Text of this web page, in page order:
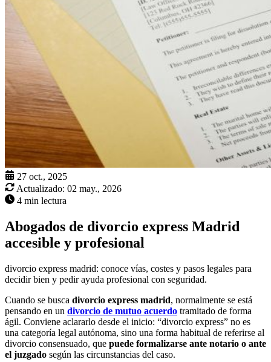
27 oct., 2025
Actualizado: 02 may., 2026
4 min lectura
Abogados de divorcio express Madrid
accesible y profesional
divorcio express madrid: conoce vías, costes y pasos legales para
decidir bien y pedir ayuda profesional con seguridad.
Cuando se busca divorcio express madrid, normalmente se está
pensando en un divorcio de mutuo acuerdo tramitado de forma
ágil. Conviene aclararlo desde el inicio: “divorcio express” no es
una categoría legal autónoma, sino una forma habitual de referirse al
divorcio consensuado, que puede formalizarse ante notario o ante
el juzgado según las circunstancias del caso.